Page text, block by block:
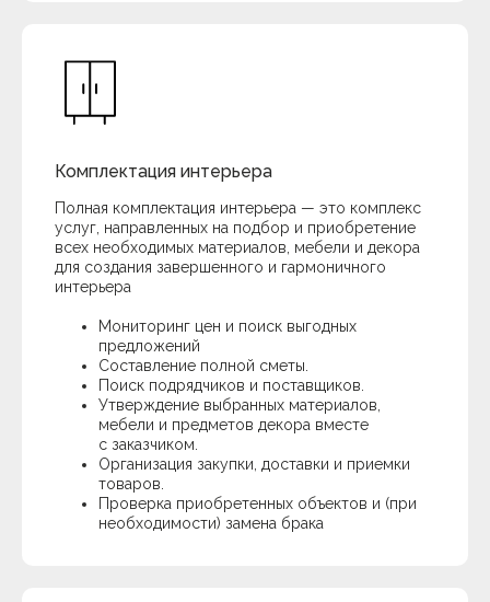
Комплектация интерьера
Полная комплектация интерьера — это комплекс
услуг, направленных на подбор и приобретение
всех необходимых материалов, мебели и декора
для создания завершенного и гармоничного
интерьера
Мониторинг цен и поиск выгодных
предложений
Составление полной сметы.
Поиск подрядчиков и поставщиков.
Утверждение выбранных материалов,
мебели и предметов декора вместе
с заказчиком.
Организация закупки, доставки и приемки
товаров.
Проверка приобретенных объектов и (при
необходимости) замена брака
ЭПАТАЖ 2025
all_diz@mail.ru
+78003012694
Whatsapp
Обсудить проект
Согласие на обработку данных
Политика конфиденциальности
яркие